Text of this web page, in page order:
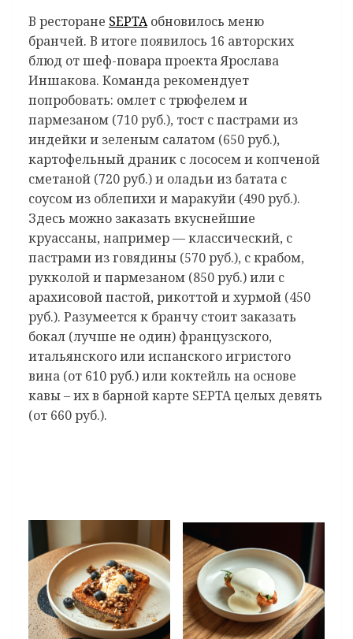
В ресторане SEPTAобновилось меню
бранчей. В итоге появилось 16 авторских
блюд от шеф-повара проекта Ярослава
Иншакова. Команда рекомендует
попробовать: омлет с трюфелем и
пармезаном (710 руб.), тост с пастрами из
индейки и зеленым салатом (650 руб.),
картофельный драник с лососем и копченой
сметаной (720 руб.) и оладьи из батата с
соусом из облепихи и маракуйи (490 руб.).
Здесь можно заказать вкуснейшие
круассаны, например — классический, с
пастрами из говядины (570 руб.), с крабом,
рукколой и пармезаном (850 руб.) или с
арахисовой пастой, рикоттой и хурмой (450
руб.). Разумеется к бранчу стоит заказать
бокал (лучше не один) французского,
итальянского или испанского игристого
вина (от 610 руб.) или коктейль на основе
кавы – их в барной карте SEPTA целых девять
(от 660 руб.).